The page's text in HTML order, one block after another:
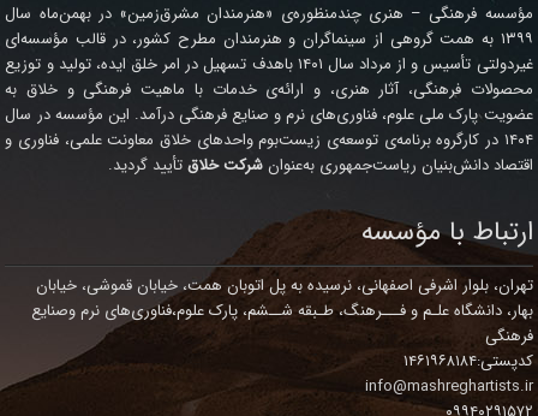
مؤسسه فرهنگی – هنری چندمنظوره‌ی «هنرمندان مشرق‌زمین» در بهمن‌ماه سال
۱۳۹۹ به همت گروهی از سینماگران و هنرمندان مطرح کشور، در قالب مؤسسه‌ای
غیردولتی تأسیس و از مرداد سال ۱۴۰۱ باهدف تسهیل در امر خلق ایده، تولید و توزیع
محصولات فرهنگی، آثار هنری، و ارائه‌ی خدمات با ماهیت فرهنگی و خلاق به
عضویت پارک ملی علوم، فناوری‌های نرم و صنایع فرهنگی درآمد. این مؤسسه در سال
۱۴۰۴ در کارگروه برنامه‌ی توسعه‌ی زیست‌بوم واحدهای خلاق معاونت علمی، فناوری و
اقتصاد دانش‌بنیان ریاست‌جمهوری به‌عنوانشرکت خلاقتأیید گردید.
ارتباط با مؤسسه
تهران، بلوار اشرفی اصفهانی، نرسیده به پل اتوبان همت، خیابان قموشی، خیابان
بهار، دانشگاه علـم و فـــرهنگ، طـبقه شــشم، پارک علوم،فناوری‌های نرم وصنایع
فرهنگی
کدپستی:۱۴۶۱۹۶۸۱۸۴
info@mashreghartists.ir